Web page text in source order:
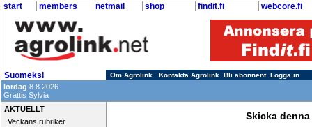
start members netmail shop findit.fi webcore.fi
Suomeksi Om Agrolink Kontakta Agrolink Bli abonnent Logga in
lördag 8.8.2026
Grattis Sylvia
AKTUELLT
Veckans rubriker
Skicka